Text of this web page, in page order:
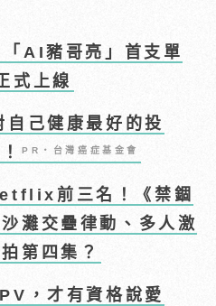
AI豬哥亮」首支單
式上線
己健康最好的投
PR・台灣癌症基金會
前三名！《禁錮
灘交疊律動、多人激
第四集？
，才有資格說愛